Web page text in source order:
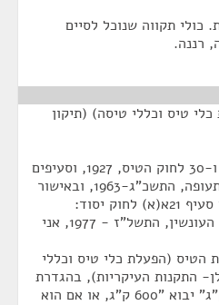
כולי תקווה שנוכל לסיים
רננה.
טיס וכללי טיסה) (תיקון
בתוקף סמכותי לפי סעיפים 7 ו-30 לחוק הטיס, 1927, וסעיפים
4 ו-23 לחוק רישוי שירותי התעופה, התשכ"ג-1963, ובאישור
ועדת הכלכלה של הכנסת לפי סעיף 21א(א) לחוק יסוד:
הכנסת, ולפי סעיף 2(ב) לחוק העונשין, התשל"ז - 1977, אני
1 בתקנה 1 לתקנות הטיס (הפעלת כלי טיס וכללי
– 1981 (להלן- התקנות העיקריות), בהגדרת
"אוירון זעיר" במקום "454 ק"ג" יבוא "600 ק"ג, או אם הוא